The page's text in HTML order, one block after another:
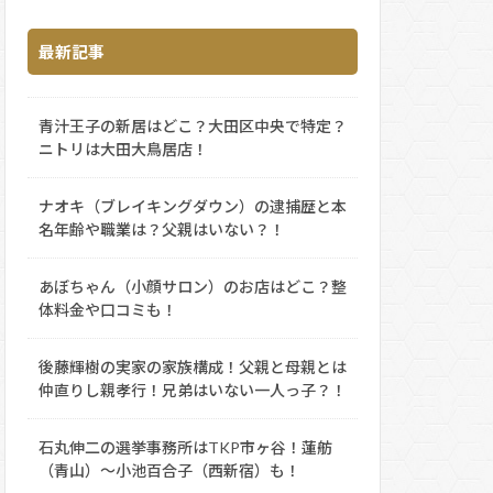
最新記事
青汁王子の新居はどこ？大田区中央で特定？
ニトリは大田大鳥居店！
ナオキ（ブレイキングダウン）の逮捕歴と本
名年齢や職業は？父親はいない？！
あぼちゃん（小顔サロン）のお店はどこ？整
体料金や口コミも！
後藤輝樹の実家の家族構成！父親と母親とは
仲直りし親孝行！兄弟はいない一人っ子？！
石丸伸二の選挙事務所はTKP市ヶ谷！蓮舫
（青山）～小池百合子（西新宿）も！